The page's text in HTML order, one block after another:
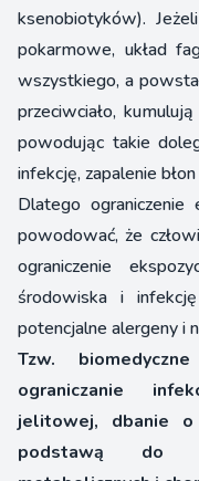
ksenobiotyków).
pokarmowe, układ
wszystkiego, a
przeciwciało,
powodując takie
infekcję, zapalenie
Dlatego ograniczenie
powodować, że
ograniczenie
środowiska i
potencjalne alergeny i
Tzw.
ograniczanie
jelitowej, dbanie o
podstawą do